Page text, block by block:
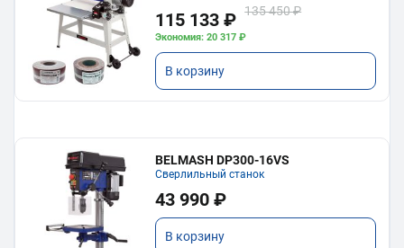
115 133 ₽ 135 450 ₽
Экономия: 20 317 ₽
В корзину
BELMASH DP300-16VS
Сверлильный станок
43 990 ₽
В корзину